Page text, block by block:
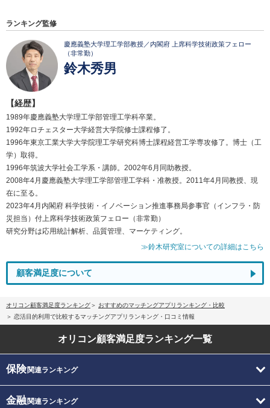
ランキング監修
慶應義塾大学理工学部教授／内閣府 上席科学技術政策フェロー
（非常勤）
鈴木秀男
【経歴】
1989年慶應義塾大学理工学部管理工学科卒業。
1992年ロチェスター大学経営大学院修士課程修了。
1996年東京工業大学大学院理工学研究科博士課程経営工学専攻修了。博士（工
学）取得。
1996年筑波大学社会工学系・講師。2002年6月同助教授。
2008年4月慶應義塾大学理工学部管理工学科・准教授。2011年4月同教授、現
在に至る。
2023年4月内閣府 科学技術・イノベーション推進事務局参事官（インフラ・防
災担当）付上席科学技術政策フェロー（非常勤）
研究分野は応用統計解析、品質管理、マーケティング。
≫鈴木研究室についての詳細はこちら
顧客満足度について
オリコン顧客満足度ランキング
おすすめのマッチングアプリランキング・比較
恋活目的利用で比較するマッチングアプリランキング・口コミ情報
オリコン顧客満足度ランキング一覧
保険関連ランキング
金融関連ランキング